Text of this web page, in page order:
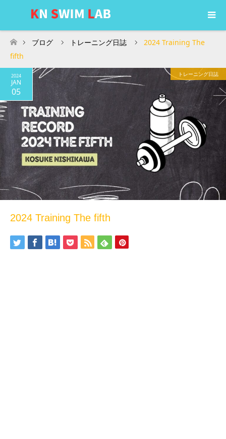
ホーム
ブログ トレーニング日誌
2024 Training The
fifth
2024
JAN
05
トレーニング日誌
2024 Training The fifth